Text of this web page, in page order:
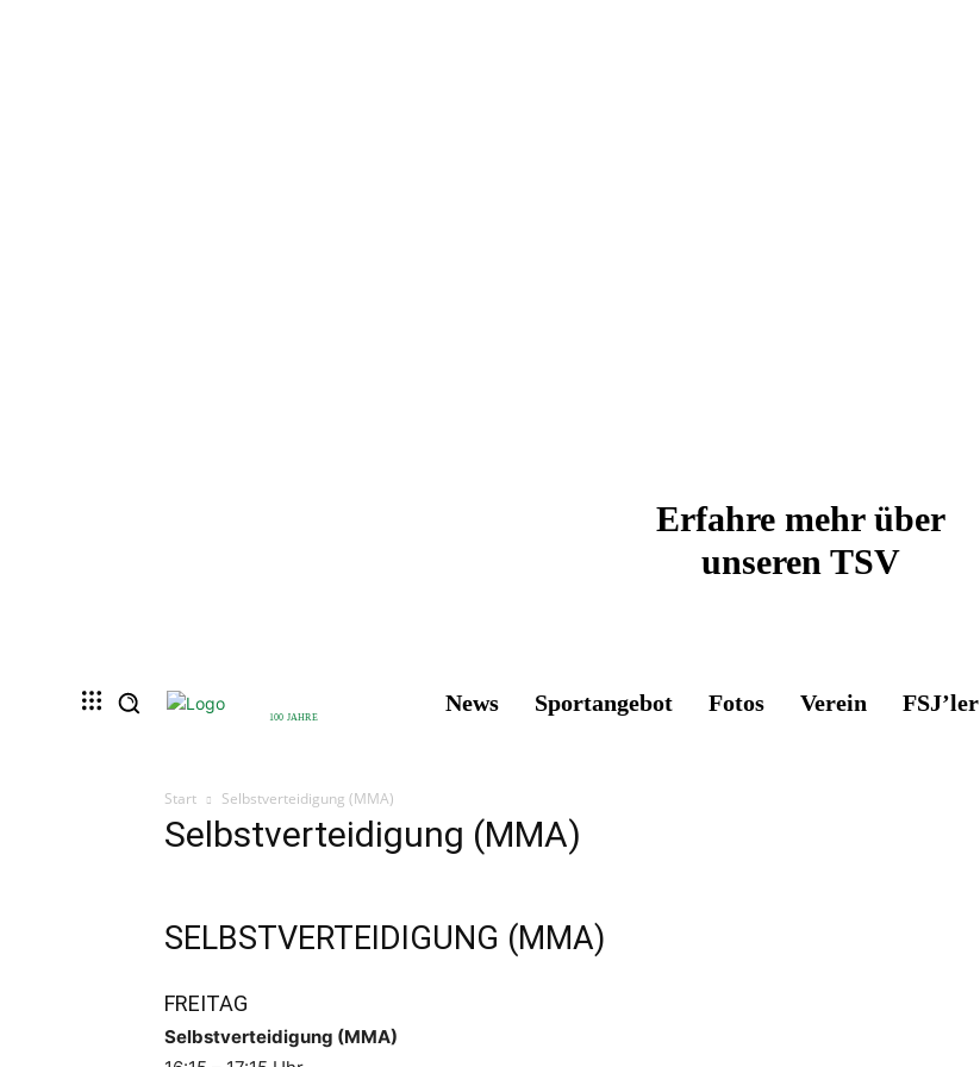
Erfahre mehr über
unseren TSV
100 JAHRE
News Sportangebot Fotos Verein FSJ’ler
Start Selbstverteidigung (MMA)
Selbstverteidigung (MMA)
SELBSTVERTEIDIGUNG (MMA)
FREITAG
Selbstverteidigung (MMA)